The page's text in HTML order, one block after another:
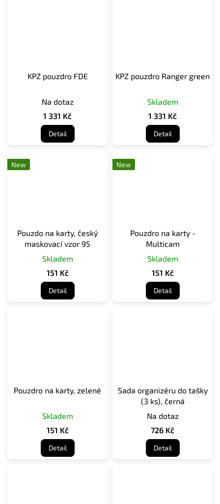
KPZ pouzdro FDE
Na dotaz
1 331 Kč
Detail
KPZ pouzdro Ranger green
Skladem
1 331 Kč
Detail
New
Pouzdo na karty, český
maskovací vzor 95
Skladem
151 Kč
Detail
New
Pouzdro na karty -
Multicam
Skladem
151 Kč
Detail
Pouzdro na karty, zelené
Skladem
151 Kč
Detail
Sada organizéru do tašky
(3 ks), černá
Na dotaz
726 Kč
Detail